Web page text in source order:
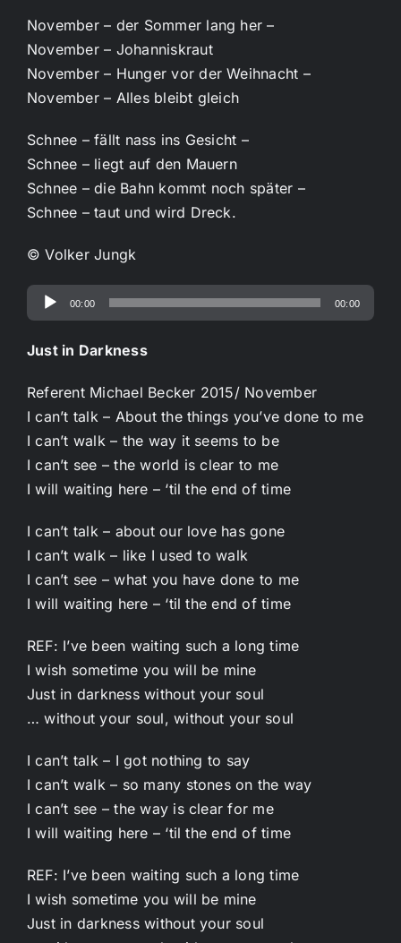
November – der Sommer lang her –
November – Johanniskraut
November – Hunger vor der Weihnacht –
November – Alles bleibt gleich
Schnee – fällt nass ins Gesicht –
Schnee – liegt auf den Mauern
Schnee – die Bahn kommt noch später –
Schnee – taut und wird Dreck.
© Volker Jungk
Audio-
Player
00:00 00:00
Just in Darkness
Referent Michael Becker 2015/ November
I can’t talk – About the things you’ve done to me
I can’t walk – the way it seems to be
I can’t see – the world is clear to me
I will waiting here – ‘til the end of time
I can’t talk – about our love has gone
I can’t walk – like I used to walk
I can’t see – what you have done to me
I will waiting here – ‘til the end of time
REF: I’ve been waiting such a long time
I wish sometime you will be mine
Just in darkness without your soul
… without your soul, without your soul
I can’t talk – I got nothing to say
I can’t walk – so many stones on the way
I can’t see – the way is clear for me
I will waiting here – ‘til the end of time
REF: I’ve been waiting such a long time
I wish sometime you will be mine
Just in darkness without your soul